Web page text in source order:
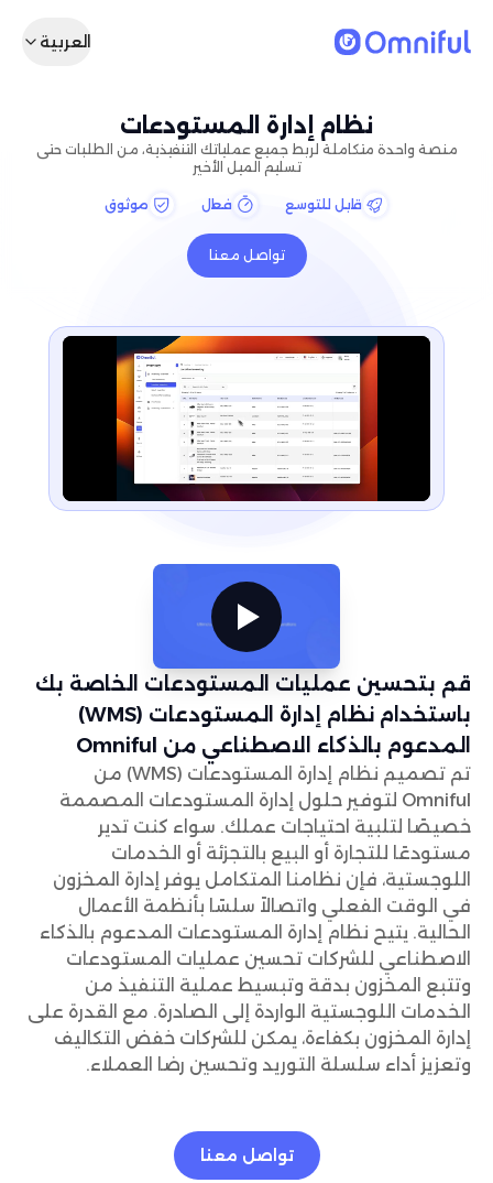
العربية
نظام إدارة المستودعات
منصة واحدة متكاملة لربط جميع عملياتك التنفيذية، من الطلبات حتى
تسليم الميل الأخير
قابل للتوسع فعال موثوق
تواصل معنا
قم بتحسين عمليات المستودعات الخاصة بك
باستخدام نظام إدارة المستودعات (WMS)
المدعوم بالذكاء الاصطناعي من Omniful
تم تصميم نظام إدارة المستودعات (WMS) من
Omniful لتوفير حلول إدارة المستودعات المصممة
خصيصًا لتلبية احتياجات عملك. سواء كنت تدير
مستودعًا للتجارة أو البيع بالتجزئة أو الخدمات
اللوجستية، فإن نظامنا المتكامل يوفر إدارة المخزون
في الوقت الفعلي واتصالاً سلسًا بأنظمة الأعمال
الحالية. يتيح نظام إدارة المستودعات المدعوم بالذكاء
الاصطناعي للشركات تحسين عمليات المستودعات
وتتبع المخزون بدقة وتبسيط عملية التنفيذ من
الخدمات اللوجستية الواردة إلى الصادرة. مع القدرة على
إدارة المخزون بكفاءة، يمكن للشركات خفض التكاليف
وتعزيز أداء سلسلة التوريد وتحسين رضا العملاء.
تواصل معنا